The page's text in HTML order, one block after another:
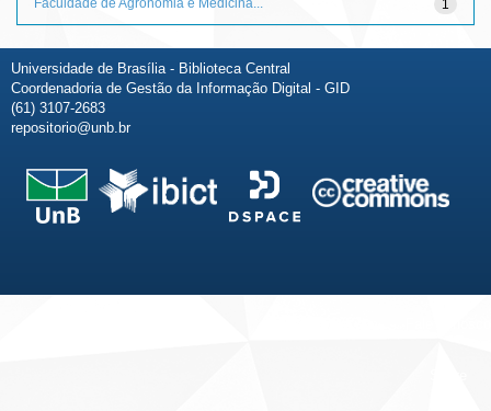
1
Universidade de Brasília - Biblioteca Central
Coordenadoria de Gestão da Informação Digital - GID
(61) 3107-2683
repositorio@unb.br